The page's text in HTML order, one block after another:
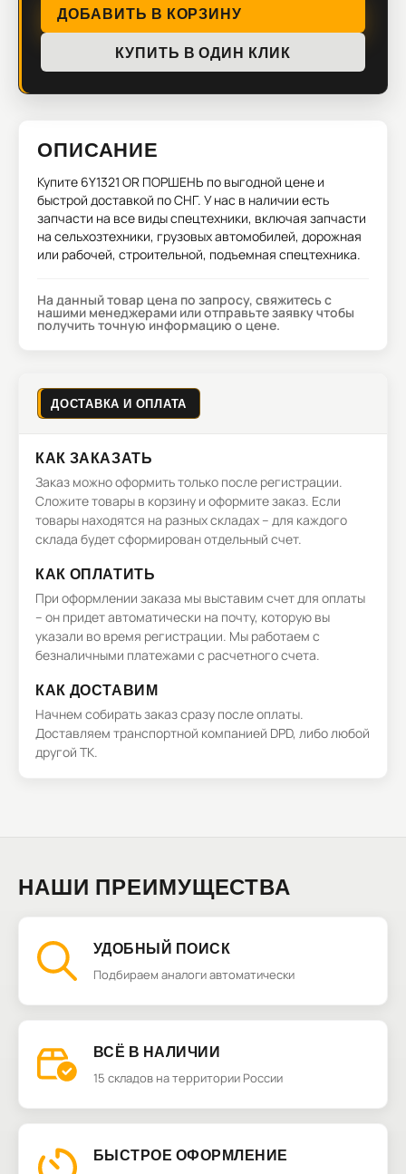
ДОБАВИТЬ В КОРЗИНУ
КУПИТЬ В ОДИН КЛИК
ОПИСАНИЕ
Купите 6Y1321 OR ПОРШЕНЬ по выгодной цене и
быстрой доставкой по СНГ. У нас в наличии есть
запчасти на все виды спецтехники, включая запчасти
на сельхозтехники, грузовых автомобилей, дорожная
или рабочей, строительной, подъемная спецтехника.
На данный товар цена по запросу, свяжитесь с
нашими менеджерами или отправьте заявку чтобы
получить точную информацию о цене.
ДОСТАВКА И ОПЛАТА
КАК ЗАКАЗАТЬ
Заказ можно оформить только после регистрации.
Сложите товары в корзину и оформите заказ. Если
товары находятся на разных складах – для каждого
склада будет сформирован отдельный счет.
КАК ОПЛАТИТЬ
При оформлении заказа мы выставим счет для оплаты
– он придет автоматически на почту, которую вы
указали во время регистрации. Мы работаем с
безналичными платежами с расчетного счета.
КАК ДОСТАВИМ
Начнем собирать заказ сразу после оплаты.
Доставляем транспортной компанией DPD, либо любой
другой ТК.
НАШИ ПРЕИМУЩЕСТВА
УДОБНЫЙ ПОИСК
Подбираем аналоги автоматически
ВСЁ В НАЛИЧИИ
15 складов на территории России
БЫСТРОЕ ОФОРМЛЕНИЕ